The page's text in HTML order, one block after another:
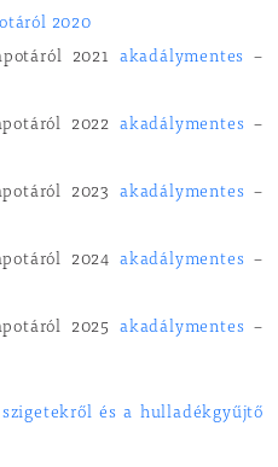
2020
2021 akadálymentes
–
2022 akadálymentes –
2023 akadálymentes –
2024 akadálymentes –
2025 akadálymentes–
és a hulladékgyűjtő